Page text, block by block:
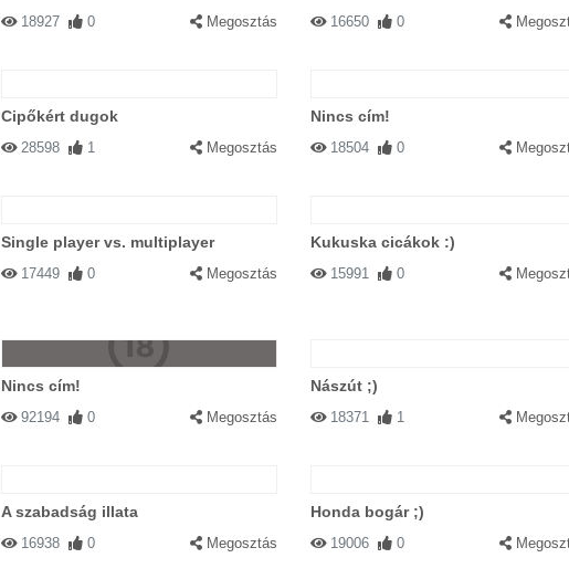
18927 0 Megosztás 16650 0
Cipőkért dugok
28598 1 Megosztás
Nincs cím!
18504 0
Single player vs. multiplayer
17449 0 Megosztás
Kukuska cicákok :)
15991 0
Nincs cím!
92194 0 Megosztás
Nászút ;)
18371 1
A szabadság illata
16938 0 Megosztás
Honda bogár ;)
19006 0